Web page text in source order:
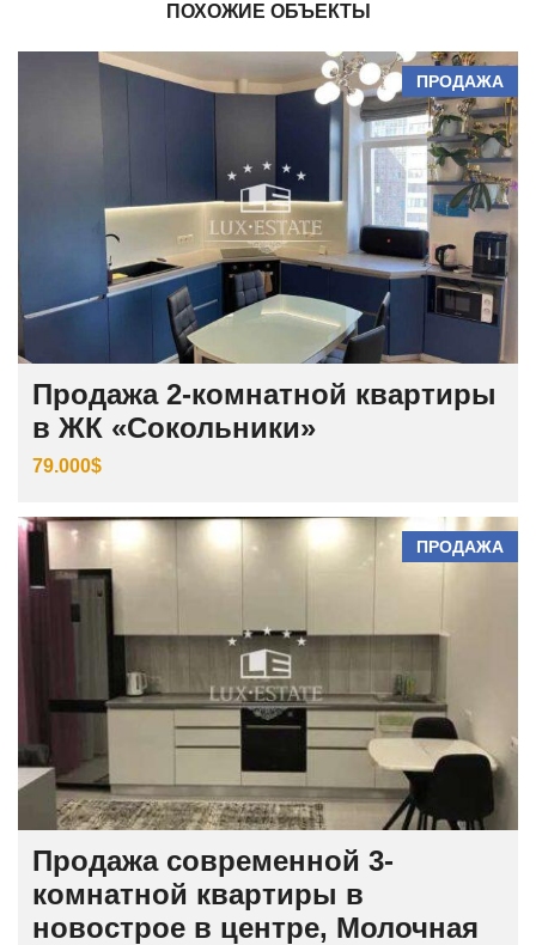
ПОХОЖИЕ ОБЪЕКТЫ
ПРОДАЖА
Продажа 2-комнатной квартиры
в ЖК «Сокольники»
79.000$
ПРОДАЖА
Продажа современной 3-
комнатной квартиры в
новострое в центре, Молочная